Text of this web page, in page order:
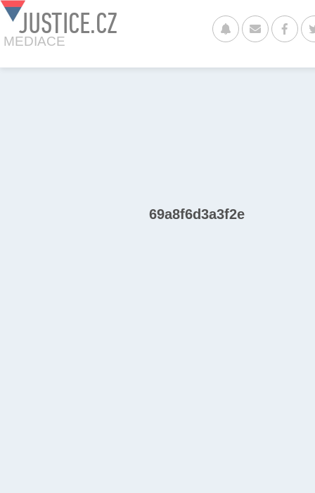
JUSTICE.CZ
MEDIACE
69a8f6d3a3f2e